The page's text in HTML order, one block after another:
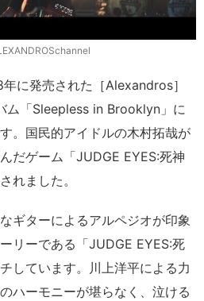
に発売された［Alexandros］
ム「Sleepless in Brooklyn」に
。国民的アイドルの木村拓哉が
だゲーム「JUDGE EYES:死神
れました。
ギターによるアルペジオが印象
リーである「JUDGE EYES:死
しています。川上洋平による力
ハーモニーが堪らなく、泣ける